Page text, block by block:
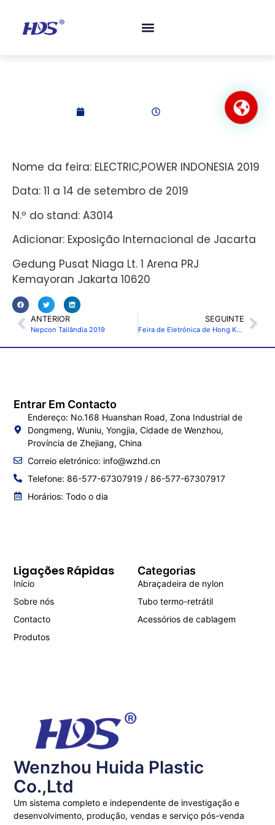
Nome da feira: ELECTRIC,POWER INDONESIA 2019
Data: 11 a 14 de setembro de 2019
N.º do stand: A3014
Adicionar: Exposição Internacional de Jacarta
Gedung Pusat Niaga Lt. 1 Arena PRJ
Kemayoran Jakarta 10620
ANTERIOR
Nepcon Tailândia 2019
SEGUINTE
Feira de Eletrónica de Hong Kong (Edição de primavera) 2023
Wenzhou Huida Plastic
Co.,Ltd
Um sistema completo e independente de investigação e
desenvolvimento, produção, vendas e serviço pós-venda
Categorias
Abraçadeira de nylon
Tubo termo-retrátil
Acessórios de cablagem
Ligações Rápidas
Início
Sobre nós
Contacto
Produtos
Entrar Em Contacto
Endereço: No.168 Huanshan Road, Zona Industrial de
Dongmeng, Wuniu, Yongjia, Cidade de Wenzhou,
Província de Zhejiang, China
Correio eletrónico: info@wzhd.cn
Telefone: 86-577-67307919 / 86-577-67307917
Horários: Todo o dia